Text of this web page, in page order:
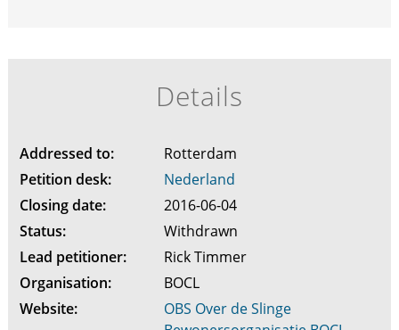
Details
Addressed to:
Rotterdam
Petition desk:
Nederland
Closing date:
2016-06-04
Status:
Withdrawn
Lead petitioner:
Rick Timmer
Organisation:
BOCL
Website:
OBS Over de Slinge